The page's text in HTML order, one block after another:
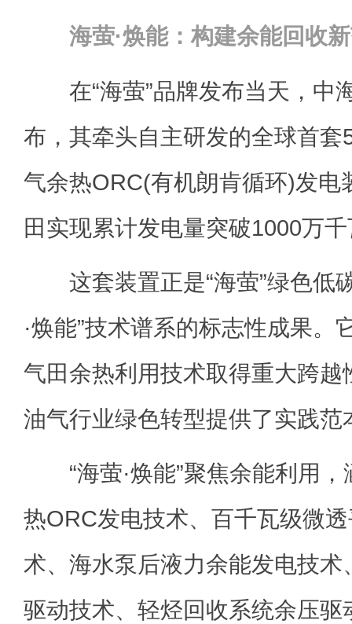
海萤·焕能：构建余能回收
在“海萤”品牌发布当天，中
布，其牵头自主研发的全球首套
气余热ORC(有机朗肯循环)发电
田实现累计发电量突破1000万
这套装置正是“海萤”绿色低
·焕能”技术谱系的标志性成果。
气田余热利用技术取得重大跨越
油气行业绿色转型提供了实践范
“海萤·焕能”聚焦余能利用，
热ORC发电技术、百千瓦级微
术、海水泵后液力余能发电技术
驱动技术、轻烃回收系统余压驱